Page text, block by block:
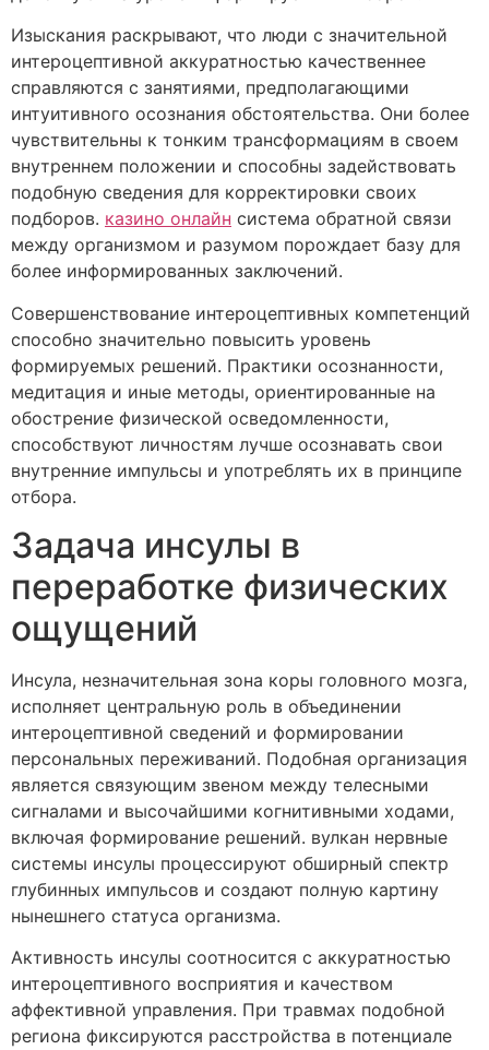
Изыскания раскрывают, что люди с значительной
интероцептивной аккуратностью качественнее
справляются с занятиями, предполагающими
интуитивного осознания обстоятельства. Они более
чувствительны к тонким трансформациям в своем
внутреннем положении и способны задействовать
подобную сведения для корректировки своих
подборов. казино онлайн система обратной связи
между организмом и разумом порождает базу для
более информированных заключений.
Совершенствование интероцептивных компетенций
способно значительно повысить уровень
формируемых решений. Практики осознанности,
медитация и иные методы, ориентированные на
обострение физической осведомленности,
способствуют личностям лучше осознавать свои
внутренние импульсы и употреблять их в принципе
отбора.
Задача инсулы в
переработке физических
ощущений
Инсула, незначительная зона коры головного мозга,
исполняет центральную роль в объединении
интероцептивной сведений и формировании
персональных переживаний. Подобная организация
является связующим звеном между телесными
сигналами и высочайшими когнитивными ходами,
включая формирование решений. вулкан нервные
системы инсулы процессируют обширный спектр
глубинных импульсов и создают полную картину
нынешнего статуса организма.
Активность инсулы соотносится с аккуратностью
интероцептивного восприятия и качеством
аффективной управления. При травмах подобной
региона фиксируются расстройства в потенциале